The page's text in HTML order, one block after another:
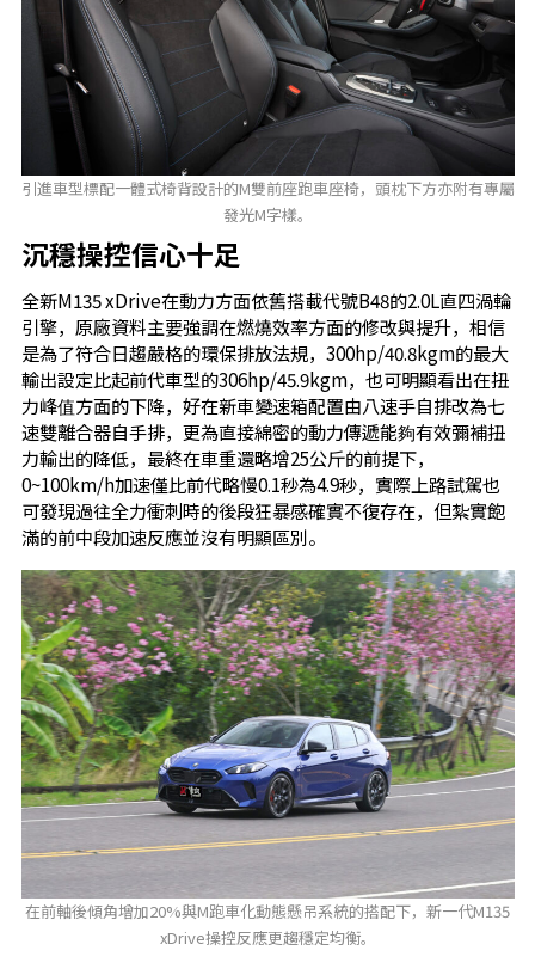
引進車型標配一體式椅背設計的M雙前座跑車座椅，頭枕下方亦附有專屬
發光M字樣。
沉穩操控信心十足
全新M135 xDrive在動力方面依舊搭載代號B48的2.0L直四渦輪
引擎，原廠資料主要強調在燃燒效率方面的修改與提升，相信
是為了符合日趨嚴格的環保排放法規，300hp/40.8kgm的最大
輸出設定比起前代車型的306hp/45.9kgm，也可明顯看出在扭
力峰值方面的下降，好在新車變速箱配置由八速手自排改為七
速雙離合器自手排，更為直接綿密的動力傳遞能夠有效彌補扭
力輸出的降低，最終在車重還略增25公斤的前提下，
0~100km/h加速僅比前代略慢0.1秒為4.9秒，實際上路試駕也
可發現過往全力衝刺時的後段狂暴感確實不復存在，但紮實飽
滿的前中段加速反應並沒有明顯區別。
在前軸後傾角增加20%與M跑車化動態懸吊系統的搭配下，新一代M135
xDrive操控反應更趨穩定均衡。